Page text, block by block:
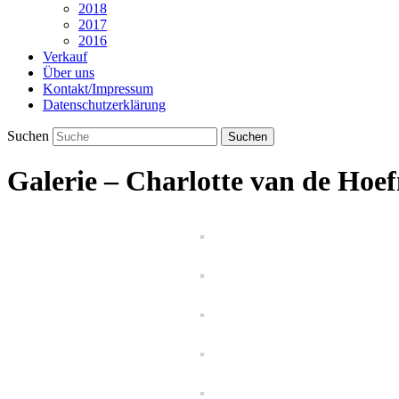
2018
2017
2016
Verkauf
Über uns
Kontakt/Impressum
Datenschutzerklärung
Suchen
Galerie – Charlotte van de